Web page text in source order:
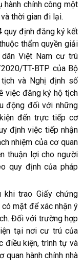
chính công một
thời gian đi lại.
quy định đăng ký kết
thẩm quyền giải
Việt Nam cư trú
TT-BTP của Bộ
và Nghị định số
việc đăng ký hộ tịch
động đối với những
đến trực tiếp cơ
định việc tiếp nhận
nhiệm của cơ quan
thuận lợi cho người
quy định của pháp
khi trao Giấy chứng
mặt để xác nhận ý
Đối với trường hợp
tại nơi cư trú của
điều kiện, trình tự và
hành chính nhà